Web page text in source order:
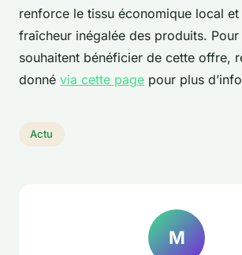
renforce le tissu économique local et
fraîcheur inégalée des produits.
souhaitent bénéficier de cette offre,
donné via cette page pour plus
Actu
M